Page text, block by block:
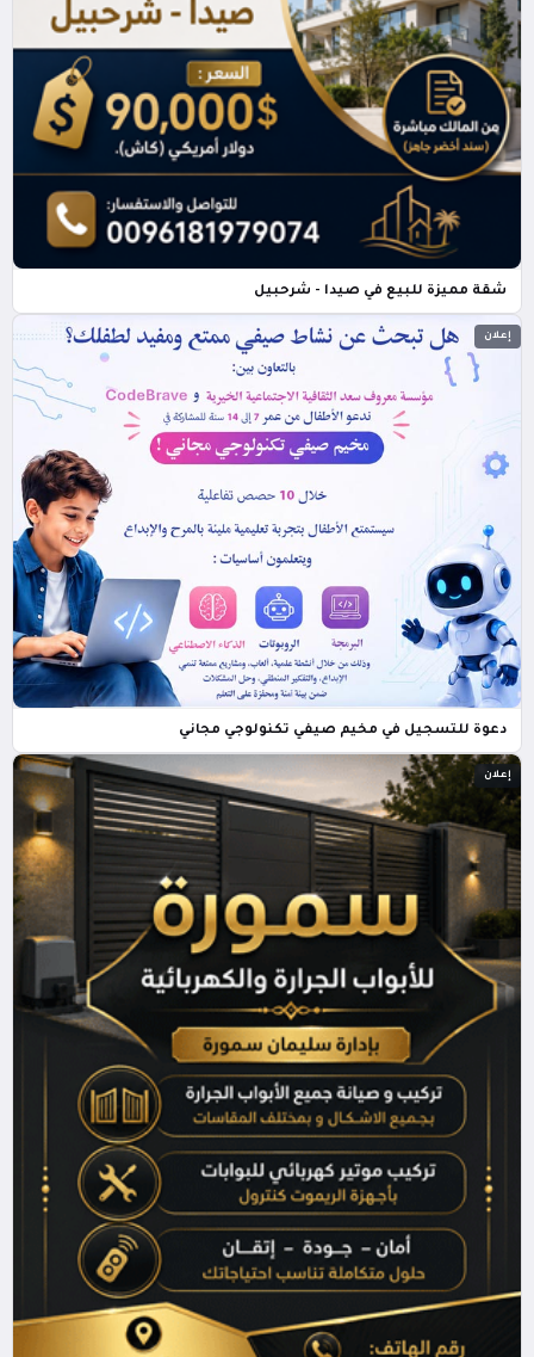
شقة مميزة للبيع في صيدا - شرحبيل
إعلان
دعوة للتسجيل في مخيم صيفي تكنولوجي مجاني
إعلان